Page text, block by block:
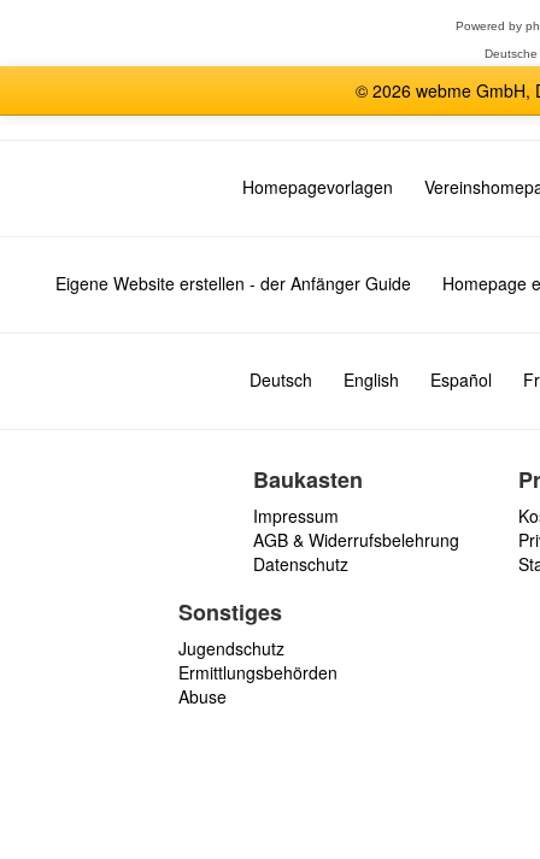
Powered by
© 2026 webme GmbH,
Homepagevorlagen
Eigene Website erstellen - der Anfänger Guide Homepage
Deutsch English Español
Baukasten
Impressum
AGB & Widerrufsbelehrung
Datenschutz
Sonstiges
Jugendschutz
Ermittlungsbehörden
Abuse